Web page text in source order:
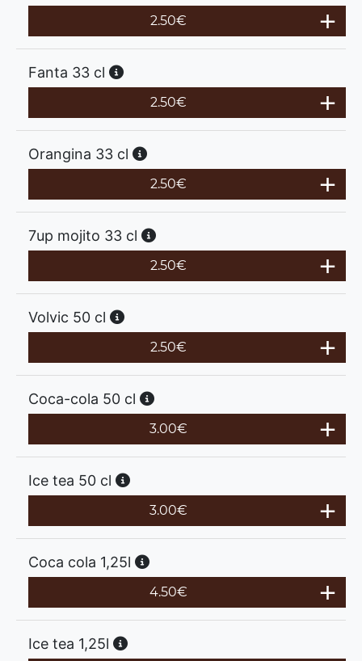
2.50€
Fanta 33 cl
2.50€
Orangina 33 cl
2.50€
7up mojito 33 cl
2.50€
Volvic 50 cl
2.50€
Coca-cola 50 cl
3.00€
Ice tea 50 cl
3.00€
Coca cola 1,25l
4.50€
Ice tea 1,25l